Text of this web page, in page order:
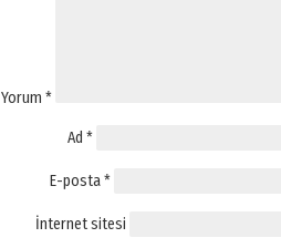
Yorum *
Ad *
E-posta*
İnternet sitesi